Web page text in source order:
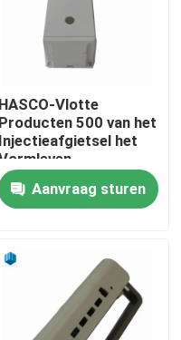
HASCO-Vlotte
Producten 500 van het
Injectieafgietsel het
Aanvraag sturen